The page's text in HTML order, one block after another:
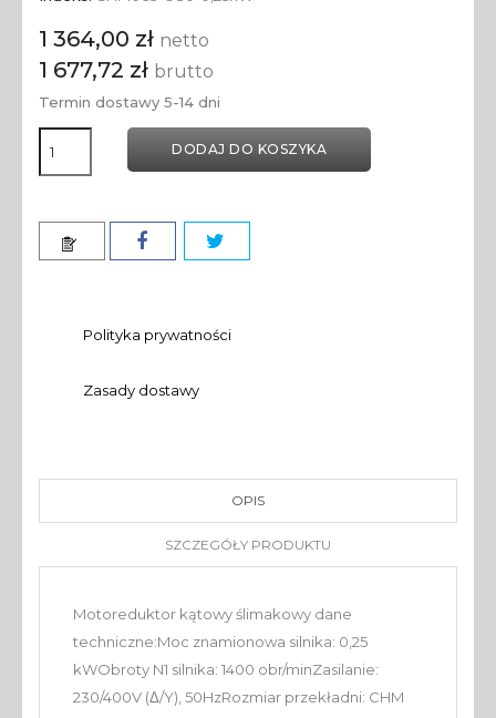
1 364,00 zł netto
1 677,72 zł brutto
Termin dostawy 5-14 dni
DODAJ DO KOSZYKA
Polityka prywatności
Zasady dostawy
OPIS
SZCZEGÓŁY PRODUKTU
Motoreduktor kątowy ślimakowy dane
techniczne:Moc znamionowa silnika: 0,25
kWObroty N1 silnika: 1400 obr/minZasilanie:
230/400V (Δ/Y), 50HzRozmiar przekładni: CHM